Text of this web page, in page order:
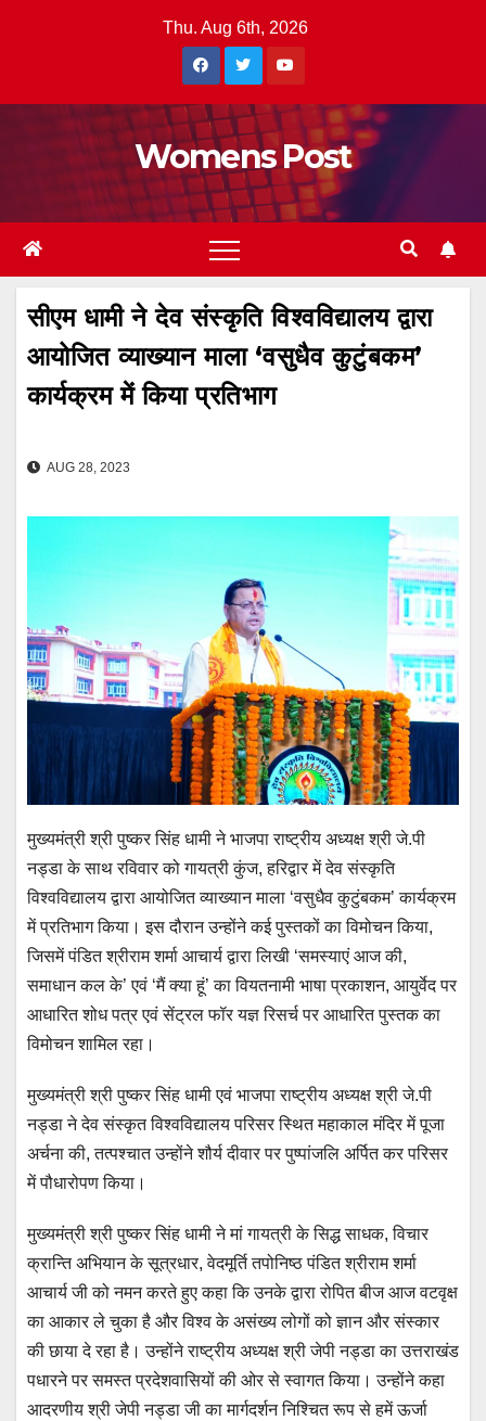
Thu. Aug 6th, 2026
Womens Post
सीएम धामी ने देव संस्कृति विश्वविद्यालय द्वारा
आयोजित व्याख्यान माला ‘वसुधैव कुटुंबकम’
कार्यक्रम में किया प्रतिभाग
AUG 28, 2023
मुख्यमंत्री श्री पुष्कर सिंह धामी ने भाजपा राष्ट्रीय अध्यक्ष श्री जे.पी
नड्डा के साथ रविवार को गायत्री कुंज, हरिद्वार में देव संस्कृति
विश्वविद्यालय द्वारा आयोजित व्याख्यान माला ‘वसुधैव कुटुंबकम’ कार्यक्रम
में प्रतिभाग किया। इस दौरान उन्होंने कई पुस्तकों का विमोचन किया,
जिसमें पंडित श्रीराम शर्मा आचार्य द्वारा लिखी ‘समस्याएं आज की,
समाधान कल के’ एवं ‘मैं क्या हूं’ का वियतनामी भाषा प्रकाशन, आयुर्वेद पर
आधारित शोध पत्र एवं सेंट्रल फॉर यज्ञ रिसर्च पर आधारित पुस्तक का
विमोचन शामिल रहा।
मुख्यमंत्री श्री पुष्कर सिंह धामी एवं भाजपा राष्ट्रीय अध्यक्ष श्री जे.पी
नड्डा ने देव संस्कृत विश्वविद्यालय परिसर स्थित महाकाल मंदिर में पूजा
अर्चना की, तत्पश्चात उन्होंने शौर्य दीवार पर पुष्पांजलि अर्पित कर परिसर
में पौधारोपण किया।
मुख्यमंत्री श्री पुष्कर सिंह धामी ने मां गायत्री के सिद्ध साधक, विचार
क्रान्ति अभियान के सूत्रधार, वेदमूर्ति तपोनिष्ठ पंडित श्रीराम शर्मा
आचार्य जी को नमन करते हुए कहा कि उनके द्वारा रोपित बीज आज वटवृक्ष
का आकार ले चुका है और विश्व के असंख्य लोगों को ज्ञान और संस्कार
की छाया दे रहा है। उन्होंने राष्ट्रीय अध्यक्ष श्री जेपी नड्डा का उत्तराखंड
पधारने पर समस्त प्रदेशवासियों की ओर से स्वागत किया। उन्होंने कहा
आदरणीय श्री जेपी नड्डा जी का मार्गदर्शन निश्चित रूप से हमें ऊर्जा